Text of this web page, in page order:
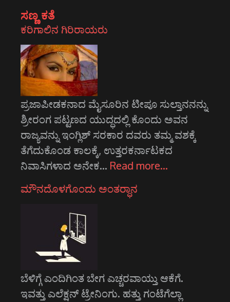
ಸಣ್ಣ ಕತೆ
ಕರಿಗಾಲಿನ ಗಿರಿರಾಯರು
ಪ್ರಜಾಪೀಡಕನಾದ ಮೈಸೂರಿನ ಟೀಪೂ ಸುಲ್ತಾನನನ್ನು
ಶ್ರೀರಂಗ ಪಟ್ಟಣದ ಯುದ್ಧದಲ್ಲಿ ಕೊಂದು ಅವನ
ರಾಜ್ಯವನ್ನು ಇಂಗ್ಲಿಶ್ ಸರಕಾರ ದವರು ತಮ್ಮ ವಶಕ್ಕೆ
ತೆಗೆದುಕೊಂಡ ಕಾಲಕ್ಕೆ, ಉತ್ತರಕರ್ನಾಟಕದ
ನಿವಾಸಿಗಳಾದ ಅನೇಕ… Read more…
ಮೌನದೊಳಗೊಂದು ಅಂತರ್‍ಧಾನ
ಬೆಳಿಗ್ಗೆ ಎಂದಿಗಿಂತ ಬೇಗ ಎಚ್ಚರವಾಯ್ತು ಆಕೆಗೆ.
ಇವತ್ತು ಎಲೆಕ್ಷನ್ ಟ್ರೇನಿಂಗು. ಹತ್ತು ಗಂಟೆಗೆಲ್ಲಾ